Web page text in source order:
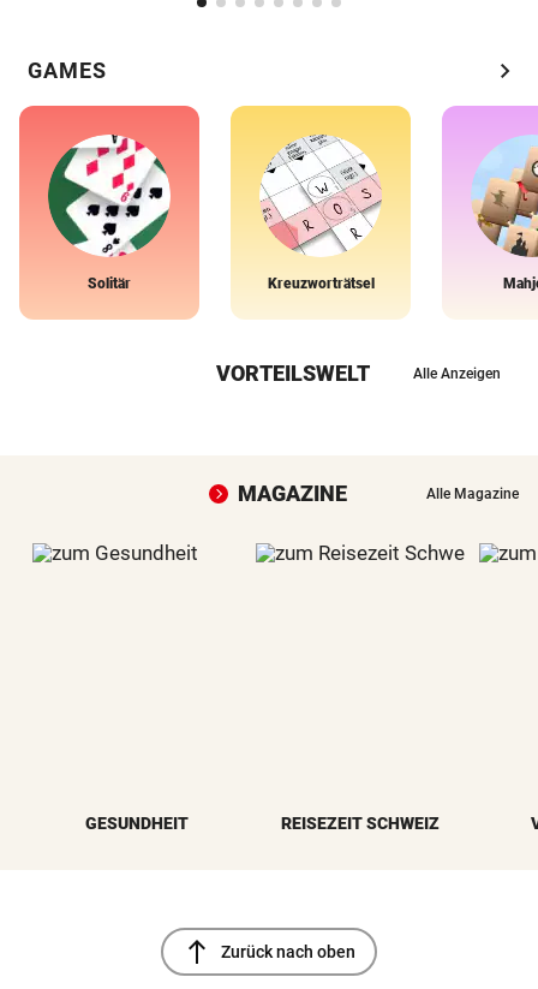
GAMES chevron_right
Solitär Kreuzworträtsel
VORTEILSWELT Alle Anzeigen
MAGAZINE Alle Magazine
GESUNDHEIT REISEZEIT SCHWEIZ
north Zurück nach oben